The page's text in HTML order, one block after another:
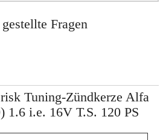
Fragen
Tuning-Zündkerze Alfa
1.6 i.e. 16V T.S. 120 PS